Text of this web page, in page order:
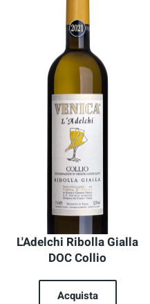
L'Adelchi Ribolla Gialla
DOC Collio
Acquista